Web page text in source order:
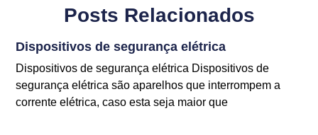
Posts Relacionados
Dispositivos de segurança elétrica
Dispositivos de segurança elétrica Dispositivos de
segurança elétrica são aparelhos que interrompem a
corrente elétrica, caso esta seja maior que